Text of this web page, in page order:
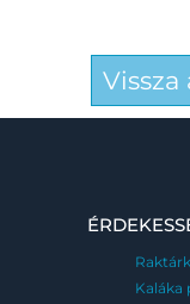
Kaláka